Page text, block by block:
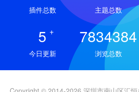
插件总数 主题总数
5 +
今日更新
7834384
浏览总数